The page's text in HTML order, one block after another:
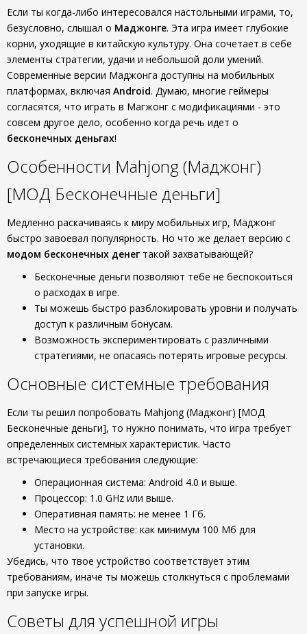
Если ты когда-либо интересовался настольными играми, то,
безусловно, слышал о Маджонге. Эта игра имеет глубокие
корни, уходящие в китайскую культуру. Она сочетает в себе
элементы стратегии, удачи и небольшой доли умений.
Современные версии Маджонга доступны на мобильных
платформах, включая Android. Думаю, многие геймеры
согласятся, что играть в Магжонг с модификациями - это
совсем другое дело, особенно когда речь идет о
бесконечных деньгах!
Особенности Mahjong (Маджонг)
[МОД Бесконечные деньги]
Медленно раскачиваясь к миру мобильных игр, Маджонг
быстро завоевал популярность. Но что же делает версию с
модом бесконечных денег такой захватывающей?
Бесконечные деньги позволяют тебе не беспокоиться
о расходах в игре.
Ты можешь быстро разблокировать уровни и получать
доступ к различным бонусам.
Возможность экспериментировать с различными
стратегиями, не опасаясь потерять игровые ресурсы.
Основные системные требования
Если ты решил попробовать Mahjong (Маджонг) [МОД
Бесконечные деньги], то нужно понимать, что игра требует
определенных системных характеристик. Часто
встречающиеся требования следующие:
Операционная система: Android 4.0 и выше.
Процессор: 1.0 GHz или выше.
Оперативная память: не менее 1 Гб.
Место на устройстве: как минимум 100 Мб для
установки.
Убедись, что твое устройство соответствует этим
требованиям, иначе ты можешь столкнуться с проблемами
при запуске игры.
Советы для успешной игры